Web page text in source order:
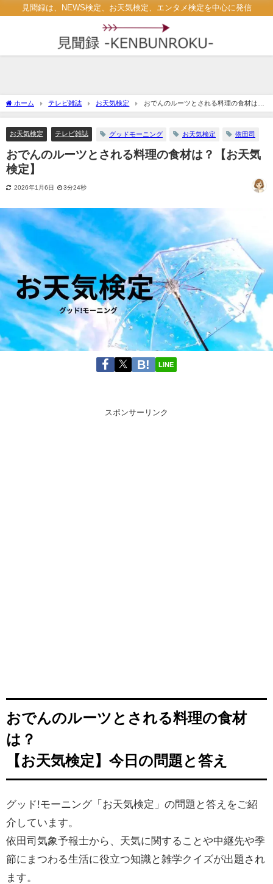
見聞録は、NEWS検定、お天気検定、エンタメ検定を中心に発信
ホーム テレビ雑誌 お天気検定
おでんのルーツとされる料理の食材は？
【お天気検定】
お天気検定 テレビ雑誌 グッドモーニング お天気検定 依田司
おでんのルーツとされる料理の食材は？【お天気
検定】
2026年1月6日 3分24秒
LINE
スポンサーリンク
おでんのルーツとされる料理の食材
は？
【お天気検定】今日の問題と答え
グッド!モーニング「お天気検定」の問題と答えをご紹
介しています。
依田司気象予報士から、天気に関することや中継先や季
節にまつわる生活に役立つ知識と雑学クイズが出題され
ます。